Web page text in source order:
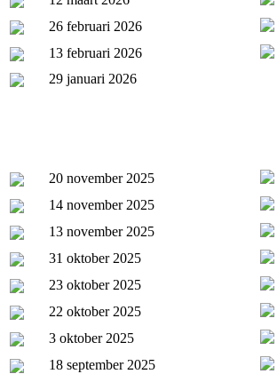
26 februari 2026
13 februari 2026
29 januari 2026
20 november 2025
14 november 2025
13 november 2025
31 oktober 2025
23 oktober 2025
22 oktober 2025
3 oktober 2025
18 september 2025